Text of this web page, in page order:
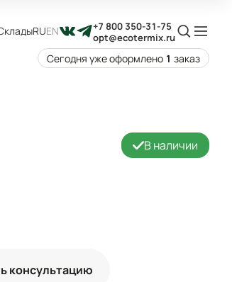
RUEN
+7 800 350-31-75
opt@ecotermix.ru
Сегодня уже оформлено 1 заказ
В наличии
консультацию